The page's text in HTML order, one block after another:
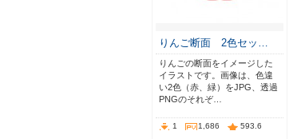
りんご断面 2色セッ…
りんごの断面をイメージした
イラストです。画像は、色違
い2色（赤、緑）をJPG、透過
PNGのそれぞ…
1 1,686 593.6